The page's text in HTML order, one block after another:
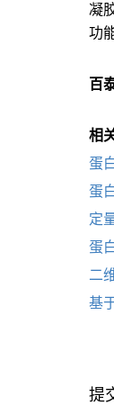
凝
功
百
相
蛋
蛋
定
蛋
二
基
提